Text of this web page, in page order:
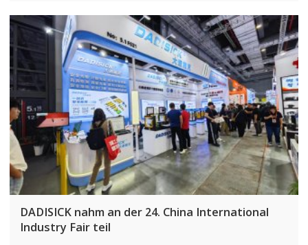
DADISICK nahm an der 24. China International
Industry Fair teil